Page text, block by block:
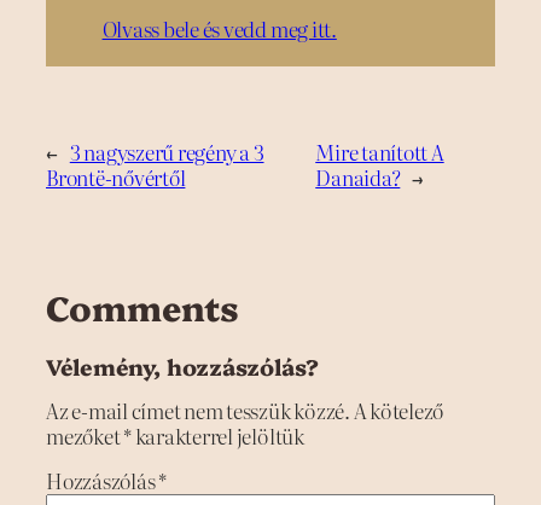
Olvass bele és vedd meg itt.
← 3 nagyszerű regény a 3
Brontë-nővértől
Mire tanított A
Danaida? →
Comments
Vélemény, hozzászólás?
Az e-mail címet nem tesszük közzé. A kötelező
mezőket*karakterrel jelöltük
Hozzászólás*